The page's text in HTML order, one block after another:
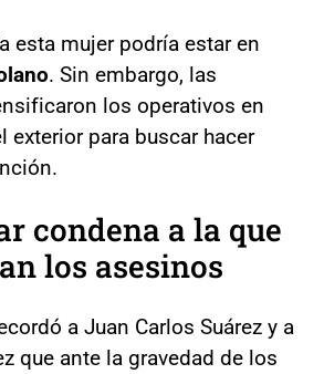
esta mujer podría estar en
. Sin embargo, las
los operativos en
exterior para buscar hacer
condena a la que
los asesinos
a Juan Carlos Suárez y a
que ante la gravedad de los